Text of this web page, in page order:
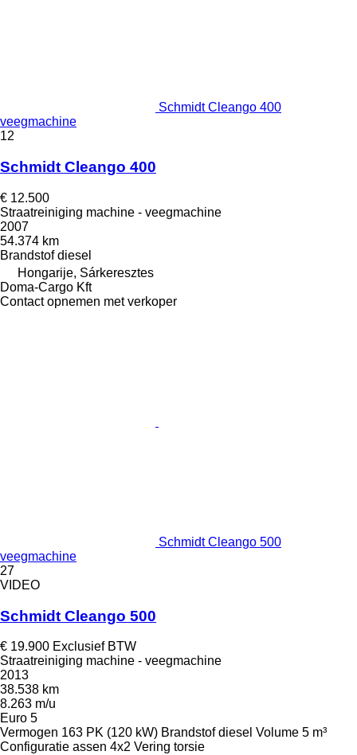
Schmidt Cleango 400
veegmachine
12
Schmidt Cleango 400
€ 12.500
Straatreiniging machine - veegmachine
2007
54.374 km
Brandstof diesel
Hongarije, Sárkeresztes
Doma-Cargo Kft
Contact opnemen met verkoper
Schmidt Cleango 500
veegmachine
27
VIDEO
Schmidt Cleango 500
€ 19.900 Exclusief BTW
Straatreiniging machine - veegmachine
2013
38.538 km
8.263 m/u
Euro 5
Vermogen 163 PK (120 kW) Brandstof diesel Volume 5 m³
Configuratie assen 4x2 Vering torsie